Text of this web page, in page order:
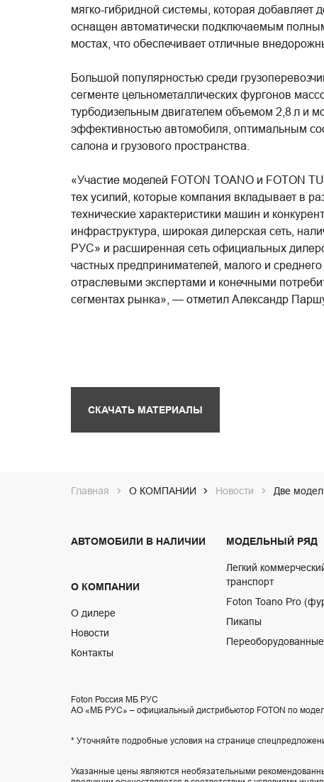
мягко-гибридной системы, которая
оснащен автоматически подключаемым
мостах, что обеспечивает отличные
Большой популярностью среди
сегменте цельнометаллических фургонов
турбодизельным двигателем объемом 2,8 л и
эффективностью автомобиля, оптимальным
салона и грузового пространства.
«Участие моделей FOTON TOANO и FOTON
тех усилий, которые компания вкладывает в
технические характеристики машин и
инфраструктура, широкая дилерская сеть,
РУС» и расширенная сеть официальных
частных предпринимателей, малого и
отраслевыми экспертами и конечными
сегментах рынка», — отметил Александр
СКАЧАТЬ МАТЕРИАЛЫ
Главная О КОМПАНИИ Новости Две
АВТОМОБИЛИ В НАЛИЧИИ
О КОМПАНИИ
О дилере
Новости
Контакты
МОДЕЛЬНЫЙ РЯД
Легкий
транспорт
Foton Toano Pro
Пикапы
Foton Россия МБ РУС
АО «МБ РУС» – официальный дистрибьютор FOTON по
* Уточняйте подробные условия на странице
Указанные цены являются необязательными